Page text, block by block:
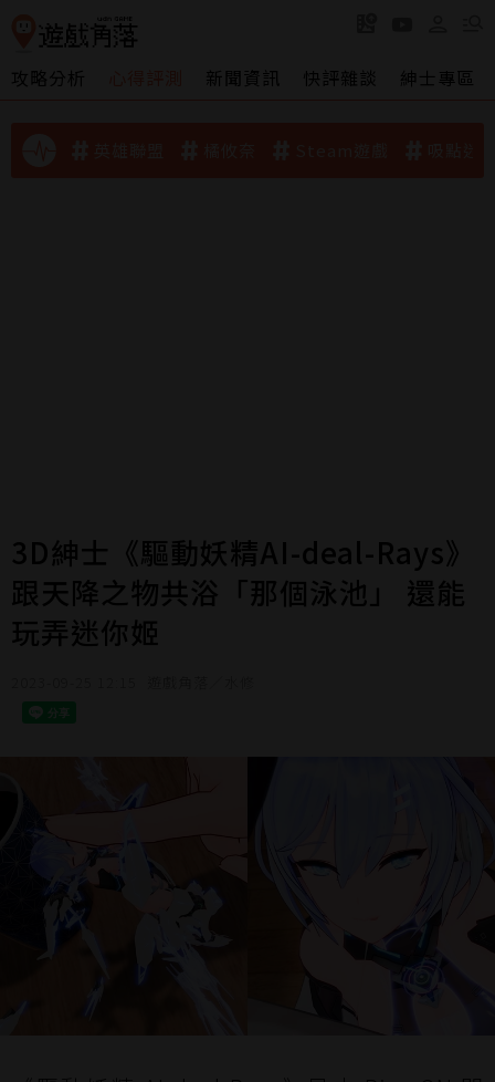
攻略分析 新聞資訊 快評雜談 紳士專區
3D紳士《驅動妖精AI-deal-Rays》
跟天降之物共浴「那個泳池」 還能
玩弄迷你姬